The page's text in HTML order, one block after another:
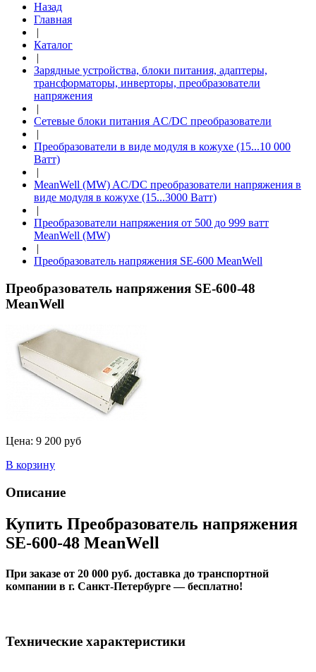
Назад
Главная
|
Каталог
|
Зарядные устройства, блоки питания, адаптеры,
трансформаторы, инверторы, преобразователи
напряжения
|
Сетевые блоки питания AC/DC преобразователи
|
Преобразователи в виде модуля в кожухе (15...10 000
Ватт)
|
MeanWell (MW) AC/DC преобразователи напряжения в
виде модуля в кожухе (15...3000 Ватт)
|
Преобразователи напряжения от 500 до 999 ватт
MeanWell (MW)
|
Преобразователь напряжения SE-600 MeanWell
Преобразователь напряжения SE-600-48
MeanWell
Цена: 9 200 руб
В корзину
Описание
Купить Преобразователь напряжения
SE-600-48 MeanWell
При заказе от 20 000 руб. доставка до транспортной
компании в г. Санкт-Петербурге — бесплатно!
Технические характеристики